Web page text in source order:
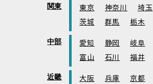
関東 東京 神奈川 埼玉
茨城
群馬 栃木
中部 愛知 静岡 岐阜
富山
石川 福井
近畿 大阪 兵庫 京都